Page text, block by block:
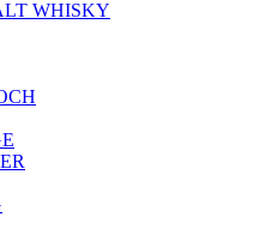
WHISKY